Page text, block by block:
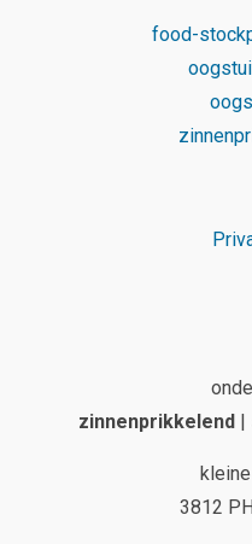
food-
zinnenprikkelend
3812